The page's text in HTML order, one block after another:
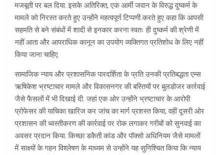
मजबूती पर बल दिया. इसके अतिरिक्त, एक आर्मी जवान के विरुद्ध दुष्कर्म के
मामले को निरस्त करते हुए उन्होंने महत्वपूर्ण टिप्पणी करते हुए कहा कि आपसी
सहमति से बने संबंधों में शादी से इनकार करना स्वतः ही दुष्कर्म की श्रेणी में
नहीं आता और आपराधिक कानून का उपयोग व्यक्तिगत प्रतिशोध के लिए नहीं
किया जाना चाहिए.
​सामाजिक न्याय और प्रशासनिक पारदर्शिता के प्रति उनकी प्रतिबद्धता एम्स
ऋषिकेश भ्रष्टाचार मामले और विकासनगर की बस्तियों पर बुलडोजर कार्रवाई
जैसे फैसलों में भी दिखाई दी. जहां एक ओर उन्होंने भ्रष्टाचार के आरोपी
प्रोफेसर की याचिका खारिज कर जांच का मार्ग प्रशस्त किया, वहीं दूसरी ओर
प्रशासन की ध्वस्तीकरण की कार्रवाई पर रोक लगाकर गरीबों को सुनवाई का
अवसर प्रदान किया. किच्छा डकैती कांड और पॉक्सो अधिनियम जैसे मामलों
में साक्ष्यों के गहन विश्लेषण के माध्यम से उन्होंने यह सुनिश्चित किया कि न्याय